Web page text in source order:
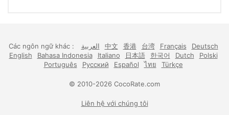
Các ngôn ngữ khác : العربية 中文 香港 台湾 Français
Deutsch
English
Bahasa Indonesia Italiano 日本語 한국어 Dutch
Polski
Português
Русский Español ไทย Türkçe
© 2010-2026 CocoRate.com
Liên hệ với chúng tôi